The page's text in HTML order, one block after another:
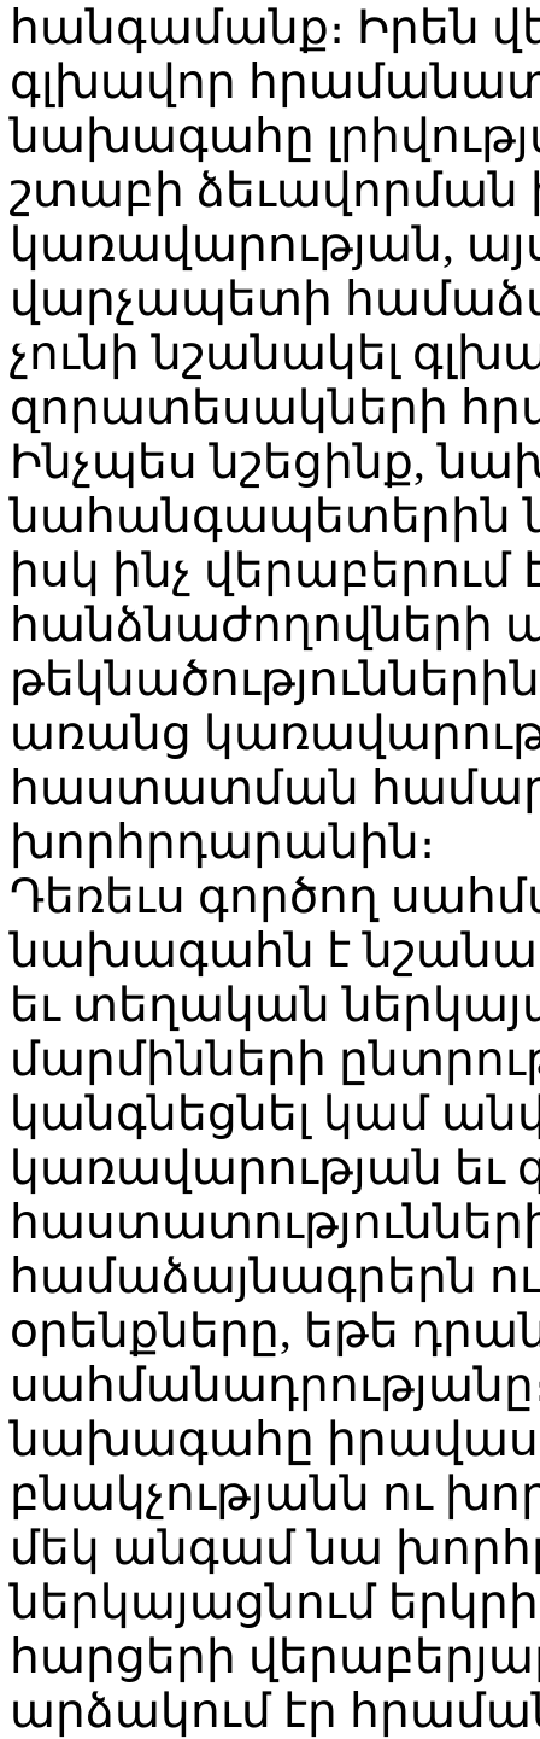
հանգամանք։ Իրեն
գլխավոր
նախագահը
շտաբի ձեւավորման
կառավարության,
վարչապետի
չունի նշանակել
զորատեսակների
Ինչպես նշեցինք,
նահանգապետերին
իսկ ինչ
հանձնաժողովների
առանց
հաստատման համար
խորհրդարանին։
Դեռեւս գործող
նախագահն է
եւ տեղական
մարմինների
կանգնեցնել կամ
կառավարության եւ
համաձայնագրերն
օրենքները, եթե
նախագահը
բնակչությանն ու
մեկ անգամ նա
ներկայացնում
հարցերի
արձակում էր